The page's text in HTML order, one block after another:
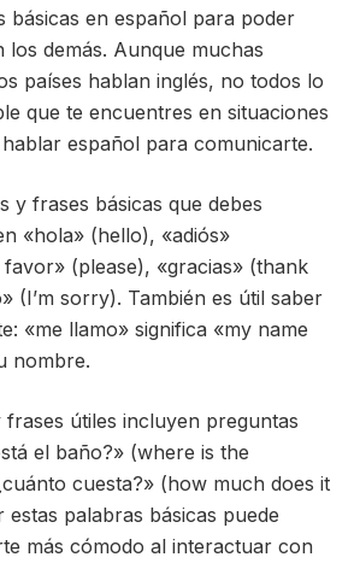
básicas en español para poder
demás. Aunque muchas
países hablan inglés, no todos lo
que te encuentres en situaciones
español para comunicarte.
y frases básicas que debes
«hola» (hello), «adiós»
(please), «gracias» (thank
(I’m sorry). También es útil saber
«me llamo» significa «my name
nombre.
útiles incluyen preguntas
el baño?» (where is the
cuesta?» (how much does it
palabras básicas puede
más cómodo al interactuar con